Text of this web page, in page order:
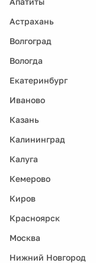
Астрахань
Волгоград
Вологда
Екатеринбург
Иваново
Казань
Калининград
Калуга
Кемерово
Киров
Красноярск
Москва
Нижний Новгород